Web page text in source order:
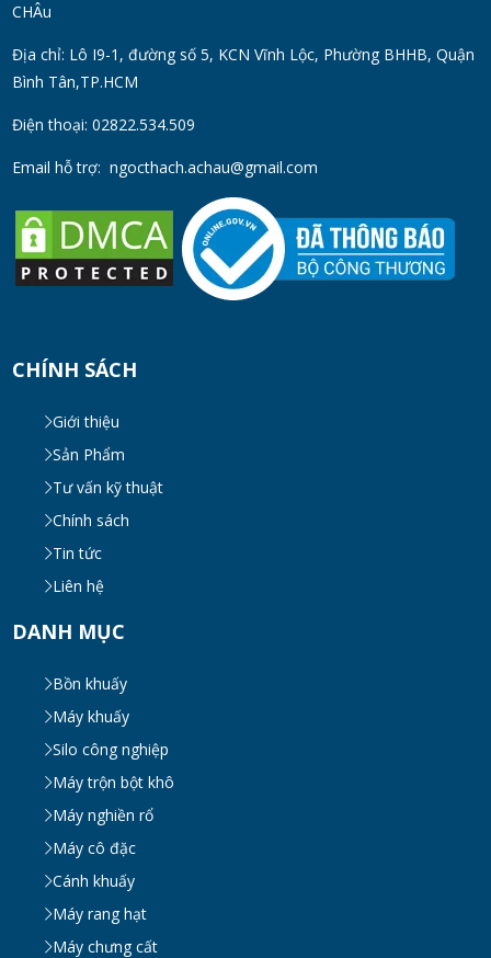
Máy Đồng Hóa Hay Máy Nhũ Hóa? Cách
Máy Khuấy Trộn Hóa Chất Công Nghiệp
MON 07, 2026
MON 07, 2026
MON 07, 2026
Bồn khuấy đồng hóa thực phẩm cánh quét
Máy Khuấy Hóa Chất Inox 304 Chống Ăn
WED 07, 2026
Bồn khuấy gia nhiệt cánh đảo syrup
TUE 07, 2026
Máy khuấy đồng hóa cánh quét mật ong
bơm chân không
TUE 07, 2026
CHÂu
Địa chỉ: Lô I9-1, đường số 5, KCN Vĩnh Lộc, Phường BHHB, Quận
Bình Tân,TP.HCM
Điện thoại: 02822.534.509
Email hỗ trợ: ngocthach.achau@gmail.com
CHÍNH SÁCH
Giới thiệu
Sản Phẩm
Tư vấn kỹ thuật
Chính sách
Tin tức
Liên hệ
DANH MỤC
Bồn khuấy
Máy khuấy
Silo công nghiệp
Máy trộn bột khô
Máy nghiền rổ
Máy cô đặc
Cánh khuấy
Máy rang hạt
Máy chưng cất